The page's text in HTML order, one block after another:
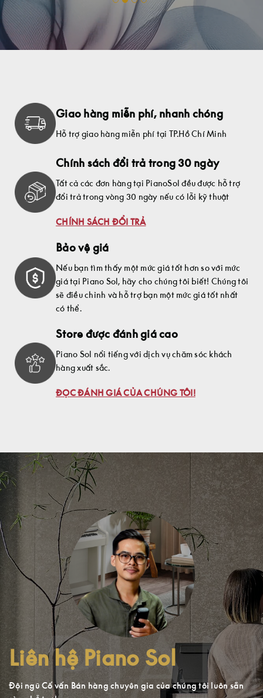
Giao hàng miễn phí, nhanh chóng
Hỗ trợ giao hàng miễn phí tại TP.Hồ Chí Minh
Chính sách đổi trả trong 30 ngày
Tất cả các đơn hàng tại PianoSol đều được hỗ trợ
đổi trả trong vòng 30 ngày nếu có lỗi kỹ thuật
CHÍNH SÁCH ĐỔI TRẢ
Bảo vệ giá
Nếu bạn tìm thấy một mức giá tốt hơn so với mức
giá tại Piano Sol, hãy cho chúng tôi biết! Chúng tôi
sẽ điều chỉnh và hỗ trợ bạn một mức giá tốt nhất
có thể.
Store được đánh giá cao
Piano Sol nổi tiếng với dịch vụ chăm sóc khách
hàng xuất sắc.
ĐỌC ĐÁNH GIÁ CỦA CHÚNG TÔI!
Liên hệ Piano Sol
Đội ngũ Cố vấn Bán hàng chuyên gia của chúng tôi luôn sẵn